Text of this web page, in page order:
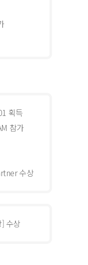
획득
참가
수상
수상